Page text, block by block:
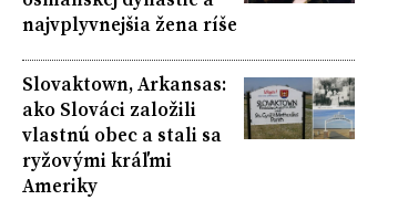
najvplyvnejšia žena ríše
Slovaktown, Arkansas:
ako Slováci založili
vlastnú obec a stali sa
ryžovými kráľmi
Ameriky